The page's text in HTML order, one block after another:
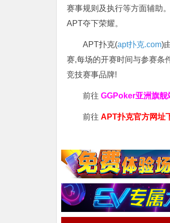
赛事规则及执行等方面辅助
APT夺下荣耀。
APT扑克(apt扑克.com)
赛,每场的开赛时间与参赛条
竞技赛事品牌!
前往 GGPoker亚洲旗舰
前往 APT扑克官方网址